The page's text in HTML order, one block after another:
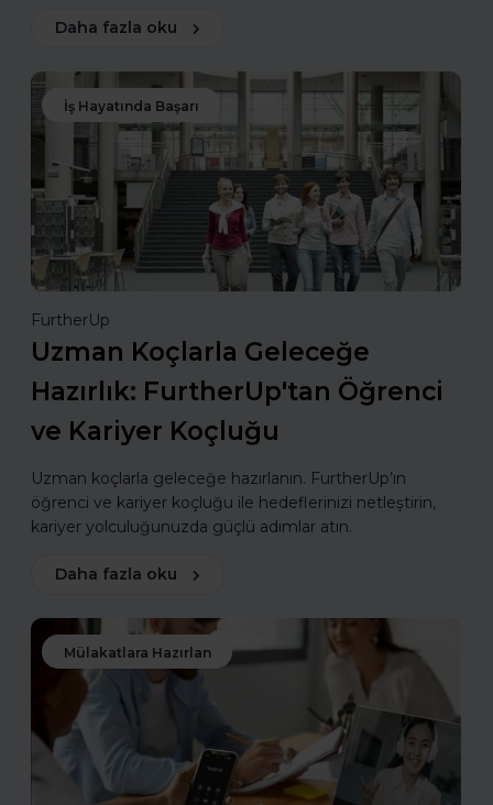
Daha fazla oku
İş Hayatında Başarı
FurtherUp
Uzman Koçlarla Geleceğe
Hazırlık: FurtherUp'tan Öğrenci
ve Kariyer Koçluğu
Uzman koçlarla geleceğe hazırlanın. FurtherUp’ın
öğrenci ve kariyer koçluğu ile hedeflerinizi netleştirin,
kariyer yolculuğunuzda güçlü adımlar atın.
Daha fazla oku
Mülakatlara Hazırlan